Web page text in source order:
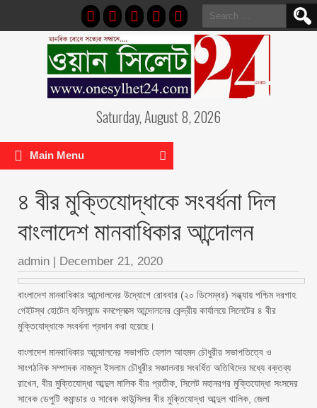
Search
for:
Saturday, August 8, 2026
Main Menu
৪ বীর মুক্তিযোদ্ধাকে সংবর্ধনা দিল
বাংলাদেশ মানবাধিকার আন্দোলন
admin | December 21, 2020
বাংলাদেশ মানবাধিকার আন্দোলনের উদ্যোগে রোববার (২০ ডিসেম্বর) সন্ধ্যায় পশ্চিম দরগাহ
গেইটস্থ হোটেল হলিল্যান্ড কমপ্লেক্সে আন্দোলনের কেন্দ্রীয় কার্যালয়ে সিলেটের ৪ বীর
মুক্তিযোদ্ধাকে সংবর্ধনা প্রদান করা হয়েছে।
বাংলাদেশ মানবাধিকার আন্দোলনের সভাপতি হেলাল আহমদ চৌধুরীর সভাপতিত্বে ও
সাংগঠনিক সম্পাদক নাজমুল ইসলাম চৌধুরীর সঞ্চালনায় সংবর্ধিত অতিথিদের মধ্যে বক্তব্য
রাখেন, বীর মুক্তিযোদ্ধা আব্দুল মালিক বীর প্রতীক, সিলেট মহানরগর মুক্তিযোদ্ধা সংসদের
সাবেক ডেপুটি কমান্ডার ও সাবেক কাউন্সিলর বীর মুক্তিযোদ্ধা আব্দুল খালিক, জেলা